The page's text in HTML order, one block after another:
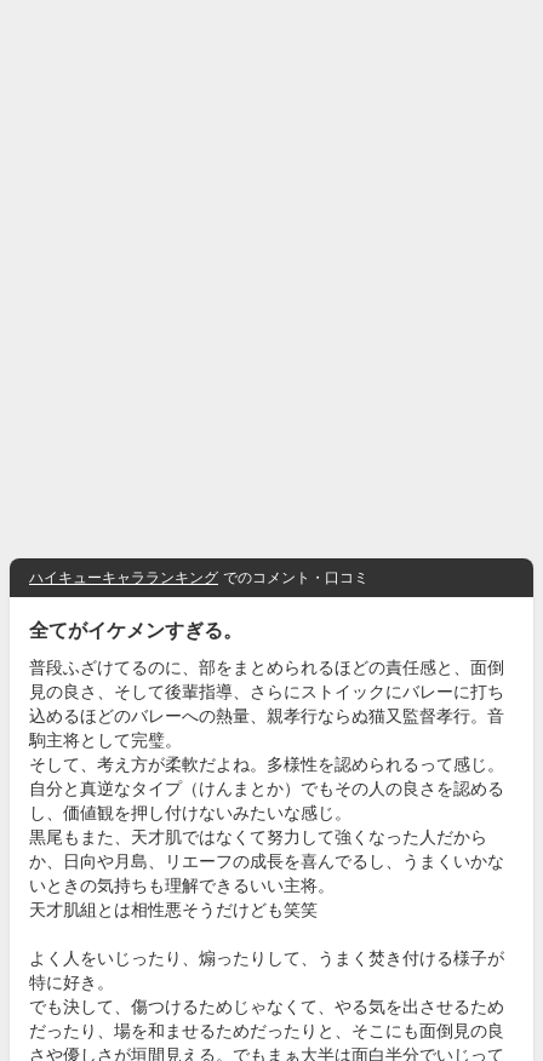
ハイキューキャラランキング でのコメント・口コミ
全てがイケメンすぎる。
普段ふざけてるのに、部をまとめられるほどの責任感と、面倒
見の良さ、そして後輩指導、さらにストイックにバレーに打ち
込めるほどのバレーへの熱量、親孝行ならぬ猫又監督孝行。音
駒主将として完璧。
そして、考え方が柔軟だよね。多様性を認められるって感じ。
自分と真逆なタイプ（けんまとか）でもその人の良さを認める
し、価値観を押し付けないみたいな感じ。
黒尾もまた、天才肌ではなくて努力して強くなった人だから
か、日向や月島、リエーフの成長を喜んでるし、うまくいかな
いときの気持ちも理解できるいい主将。
天才肌組とは相性悪そうだけども笑笑
よく人をいじったり、煽ったりして、うまく焚き付ける様子が
特に好き。
でも決して、傷つけるためじゃなくて、やる気を出させるため
だったり、場を和ませるためだったりと、そこにも面倒見の良
さや優しさが垣間見える。でもまぁ大半は面白半分でいじって